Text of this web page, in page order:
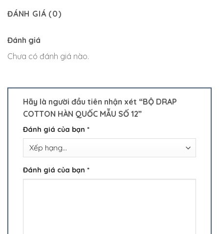
ĐÁNH GIÁ (0)
Đánh giá
Chưa có đánh giá nào.
Hãy là người đầu tiên nhận xét “BỘ DRAP
COTTON HÀN QUỐC MẪU SỐ 12”
Đánh giá của bạn *
Đánh giá của bạn *